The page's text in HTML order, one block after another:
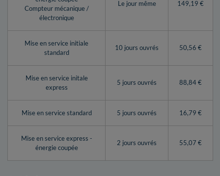
Compteur mécanique /
électronique
Le jour même 149,19 €
Mise en service initiale
standard
10 jours ouvrés 50,56 €
Mise en service initale
express
5 jours ouvrés 88,84 €
Mise en service standard 5 jours ouvrés 16,79 €
Mise en service express -
énergie coupée
2 jours ouvrés 55,07 €